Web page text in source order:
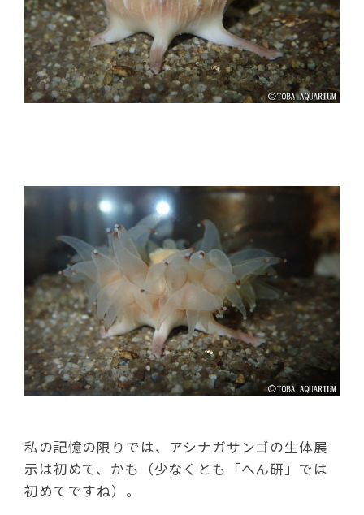
私の記憶の限りでは、アシナガサンゴの生体展
示は初めて、かも（少なくとも「へん研」では
初めてですね）。